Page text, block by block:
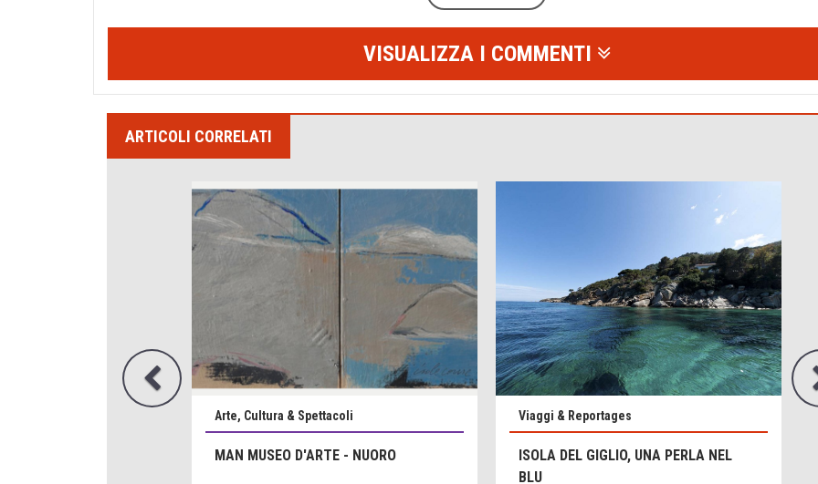
VISUALIZZA I COMMENTI
ARTICOLI CORRELATI
Arte, Cultura & Spettacoli
SARDEGNA, HUB STORICO DEL